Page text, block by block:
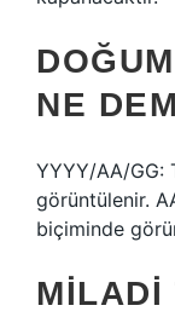
NE
YYYY/AA/GG:
görüntülenir.
biçiminde
MILADI